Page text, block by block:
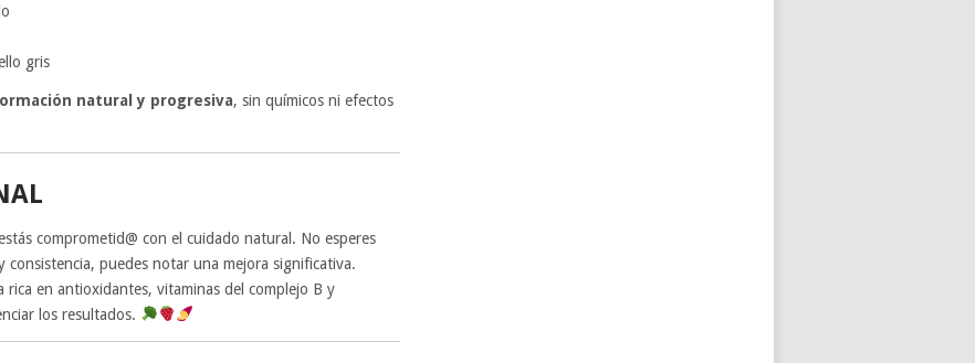
gris
natural y progresiva, sin químicos ni efectos
comprometid@ con el cuidado natural. No esperes
puedes notar una mejora significativa.
rica en antioxidantes, vitaminas del complejo B y
los resultados.